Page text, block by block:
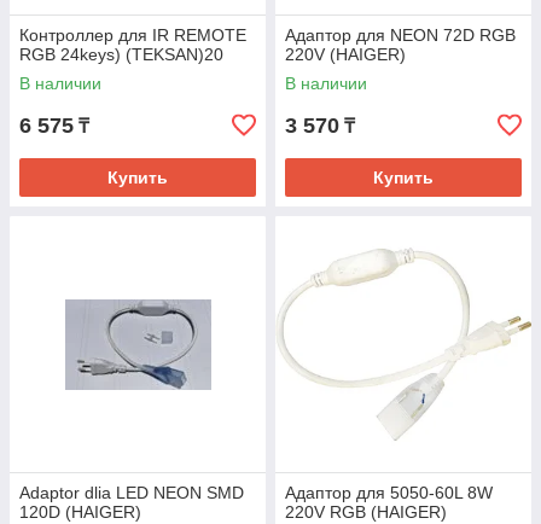
Контроллер для IR REMOTE
RGB 24keys) (TEKSAN)20
В наличии
6 575 ₸
Купить
Адаптор для NEON 72D RGB
220V (HAIGER)
В наличии
3 570 ₸
Купить
Adaptor dlia LED NEON SMD
120D (HAIGER)
Адаптор для 5050-60L 8W
220V RGB (HAIGER)